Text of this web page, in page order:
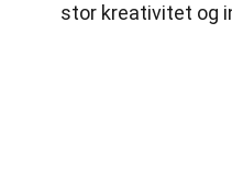
stor kreativitet og